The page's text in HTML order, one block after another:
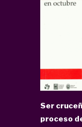
Ser
proceso